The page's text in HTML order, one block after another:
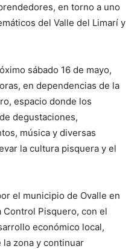
en torno a uno
del Valle del Limarí y
sábado 16 de mayo,
en dependencias de la
espacio donde los
degustaciones,
música y diversas
la cultura pisquera y el
el municipio de Ovalle en
Pisquero, con el
económico local,
zona y continuar